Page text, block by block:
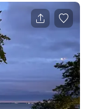
4 chambres et 2
rustique et
magnifique